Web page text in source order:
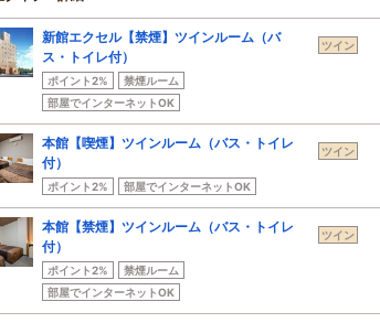
新館エクセル【禁煙】ツインルーム（バ
ス・トイレ付）
ポイント2%
禁煙ルーム
部屋でインターネットOK
ツイン
本館【喫煙】ツインルーム（バス・トイレ
付）
ポイント2% 部屋でインターネットOK
ツイン
本館【禁煙】ツインルーム（バス・トイレ
付）
ポイント2%
禁煙ルーム
部屋でインターネットOK
ツイン